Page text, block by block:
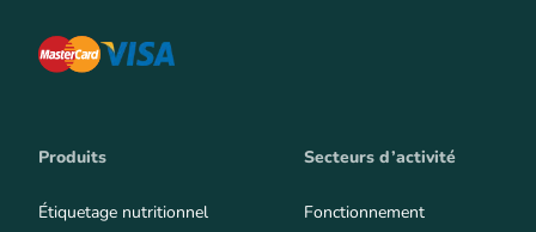
Produits
Étiquetage nutritionnel
Secteurs d’activité
Fonctionnement